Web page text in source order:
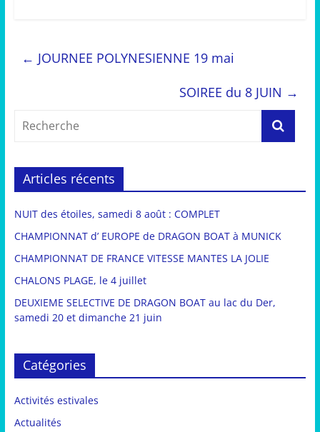
← JOURNEE POLYNESIENNE 19 mai
SOIREE du 8 JUIN →
Articles récents
NUIT des étoiles, samedi 8 août : COMPLET
CHAMPIONNAT d’ EUROPE de DRAGON BOAT à MUNICK
CHAMPIONNAT DE FRANCE VITESSE MANTES LA JOLIE
CHALONS PLAGE, le 4 juillet
DEUXIEME SELECTIVE DE DRAGON BOAT au lac du Der,
samedi 20 et dimanche 21 juin
Catégories
Activités estivales
Actualités